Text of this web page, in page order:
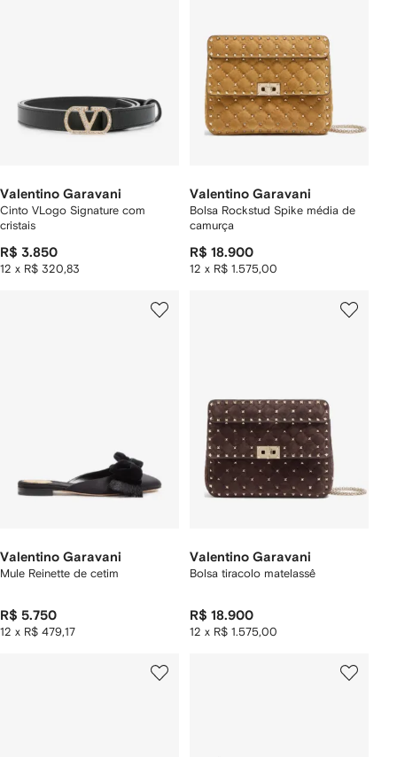
Valentino Garavani
Cinto VLogo Signature com
cristais
R$ 3.850
12 x R$ 320,83
Valentino Garavani
Bolsa Rockstud Spike média de
camurça
R$ 18.900
12 x R$ 1.575,00
Valentino Garavani
Mule Reinette de cetim
R$ 5.750
12 x R$ 479,17
Valentino Garavani
Bolsa tiracolo matelassê
R$ 18.900
12 x R$ 1.575,00